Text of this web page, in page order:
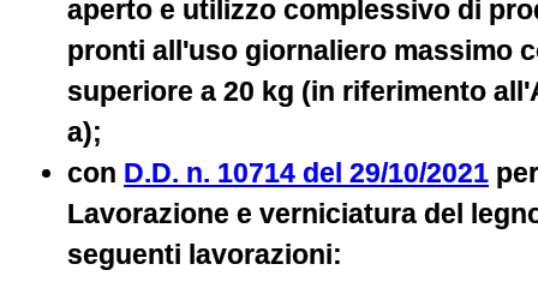
aperto e utilizzo complessivo di
pronti all'uso giornaliero massimo
superiore a 20 kg (in riferimento
a);
con D.D. n. 10714 del 29/10/2021
Lavorazione e verniciatura del
seguenti lavorazioni: